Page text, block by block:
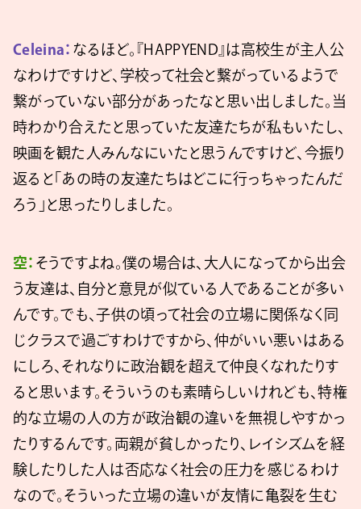
Celeina： なるほど。『HAPPYEND』は高校生が主人公
なわけですけど、学校って社会と繋がっているようで
繋がっていない部分があったなと思い出しました。当
時わかり合えたと思っていた友達たちが私もいたし、
映画を観た人みんなにいたと思うんですけど、今振り
返ると「あの時の友達たちはどこに行っちゃったんだ
ろう」と思ったりしました。
空： そうですよね。僕の場合は、大人になってから出会
う友達は、自分と意見が似ている人であることが多い
んです。でも、子供の頃って社会の立場に関係なく同
じクラスで過ごすわけですから、仲がいい悪いはある
にしろ、それなりに政治観を超えて仲良くなれたりす
ると思います。そういうのも素晴らしいけれども、特権
的な立場の人の方が政治観の違いを無視しやすかっ
たりするんです。両親が貧しかったり、レイシズムを経
験したりした人は否応なく社会の圧力を感じるわけ
なので。そういった立場の違いが友情に亀裂を生む